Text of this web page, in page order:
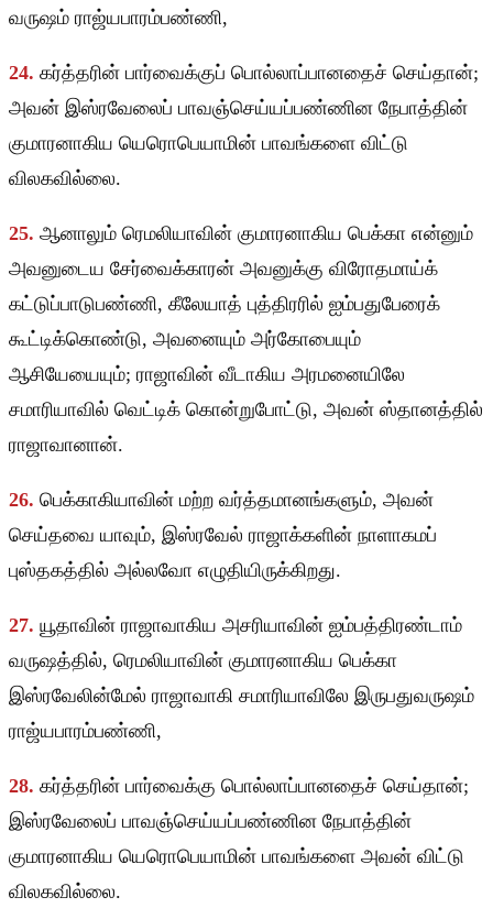
வருஷம் ராஜ்யபாரம்பண்ணி,
24. கர்த்தரின் பார்வைக்குப் பொல்லாப்பானதைச் செய்தான்;
அவன் இஸ்ரவேலைப் பாவஞ்செய்யப்பண்ணின நேபாத்தின்
குமாரனாகிய யெரொபெயாமின் பாவங்களை விட்டு
விலகவில்லை.
25. ஆனாலும் ரெமலியாவின் குமாரனாகிய பெக்கா என்னும்
அவனுடைய சேர்வைக்காரன் அவனுக்கு விரோதமாய்க்
கட்டுப்பாடுபண்ணி, கீலேயாத் புத்திரரில் ஐம்பதுபேரைக்
கூட்டிக்கொண்டு, அவனையும் அர்கோபையும்
ஆசியேயையும்; ராஜாவின் வீடாகிய அரமனையிலே
சமாரியாவில் வெட்டிக் கொன்றுபோட்டு, அவன் ஸ்தானத்தில்
ராஜாவானான்.
26. பெக்காகியாவின் மற்ற வர்த்தமானங்களும், அவன்
செய்தவை யாவும், இஸ்ரவேல் ராஜாக்களின் நாளாகமப்
புஸ்தகத்தில் அல்லவோ எழுதியிருக்கிறது.
27. யூதாவின் ராஜாவாகிய அசரியாவின் ஐம்பத்திரண்டாம்
வருஷத்தில், ரெமலியாவின் குமாரனாகிய பெக்கா
இஸ்ரவேலின்மேல் ராஜாவாகி சமாரியாவிலே இருபதுவருஷம்
ராஜ்யபாரம்பண்ணி,
28. கர்த்தரின் பார்வைக்கு பொல்லாப்பானதைச் செய்தான்;
இஸ்ரவேலைப் பாவஞ்செய்யப்பண்ணின நேபாத்தின்
குமாரனாகிய யெரொபெயாமின் பாவங்களை அவன் விட்டு
விலகவில்லை.